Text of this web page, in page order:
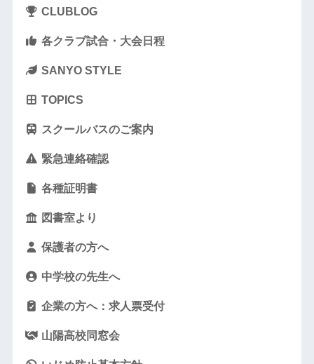
CLUBLOG
各クラブ試合・大会日程
SANYO STYLE
TOPICS
スクールバスのご案内
緊急連絡確認
各種証明書
図書室より
保護者の方へ
中学校の先生へ
企業の方へ：求人票受付
山陽高校同窓会